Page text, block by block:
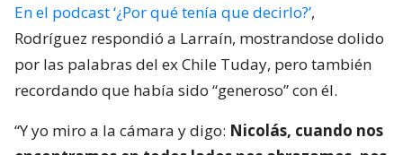
En el podcast ‘¿Por qué tenía que decirlo?’,
Rodríguez respondió a Larraín, mostrandose dolido
por las palabras del ex Chile Tuday, pero también
recordando que había sido “generoso” con él.
“Y yo miro a la cámara y digo: Nicolás, cuando nos